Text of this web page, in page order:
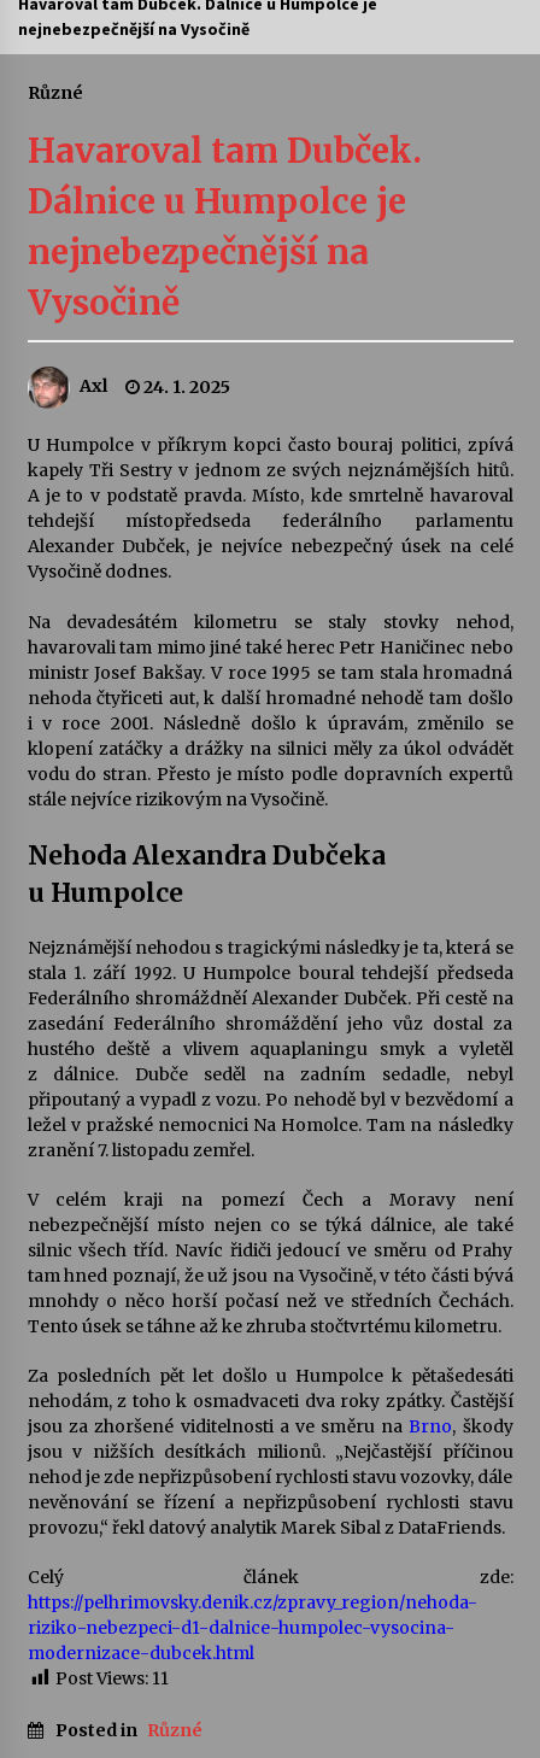
Letní koncerty ve Stromovce: Ars Camerata a
Vernisáž výstavy Josefíny Duškové: Stávám se
30. 7. 2026
Veselí muzikanti
30. 7. 2026
šedesátka: 28. 7.–1. 8. 2026
Letní koncerty ve Stromovce: Kolchoz a
Jenakaši
28. 7. 2026
23. 7. 2026
Letní koncerty ve Stromovce: Rufus Miller
22. 7. 2026
Vysočinka
14. 7. 2026
Za kulturou kousek za Humpolec. V Želivě ožije
odkaz Josefa Čapka
13. 7. 2026
Varhanní recitál Michala Novenka v Klášteře
Želiv
Petr Adamec – Malovaný svět
30. 6. 2026
nejnebezpečnější na Vysočině
Různé
Havaroval tam Dubček.
Dálnice u Humpolce je
nejnebezpečnější na
Vysočině
Axl 24. 1. 2025
U Humpolce v příkrym kopci často bouraj politici, zpívá
kapely Tři Sestry v jednom ze svých nejznámějších hitů.
A je to v podstatě pravda. Místo, kde smrtelně havaroval
tehdejší místopředseda federálního parlamentu
Alexander Dubček, je nejvíce nebezpečný úsek na celé
Vysočině dodnes.
Na devadesátém kilometru se staly stovky nehod,
havarovali tam mimo jiné také herec Petr Haničinec nebo
ministr Josef Bakšay. V roce 1995 se tam stala hromadná
nehoda čtyřiceti aut, k další hromadné nehodě tam došlo
i v roce 2001. Následně došlo k úpravám, změnilo se
klopení zatáčky a drážky na silnici měly za úkol odvádět
vodu do stran. Přesto je místo podle dopravních expertů
stále nejvíce rizikovým na Vysočině.
Nehoda Alexandra Dubčeka
u Humpolce
Nejznámější nehodou s tragickými následky je ta, která se
stala 1. září 1992. U Humpolce boural tehdejší předseda
Federálního shromáždněí Alexander Dubček. Při cestě na
zasedání Federálního shromáždění jeho vůz dostal za
hustého deště a vlivem aquaplaningu smyk a vyletěl
z dálnice. Dubče seděl na zadním sedadle, nebyl
připoutaný a vypadl z vozu. Po nehodě byl v bezvědomí a
ležel v pražské nemocnici Na Homolce. Tam na následky
zranění 7. listopadu zemřel.
V celém kraji na pomezí Čech a Moravy není
nebezpečnější místo nejen co se týká dálnice, ale také
silnic všech tříd. Navíc řidiči jedoucí ve směru od Prahy
tam hned poznají, že už jsou na Vysočině, v této části bývá
mnohdy o něco horší počasí než ve středních Čechách.
Tento úsek se táhne až ke zhruba stočtvrtému kilometru.
Za posledních pět let došlo u Humpolce k pětašedesáti
nehodám, z toho k osmadvaceti dva roky zpátky. Častější
jsou za zhoršené viditelnosti a ve směru na Brno, škody
jsou v nižších desítkách milionů. „Nejčastější příčinou
nehod je zde nepřizpůsobení rychlosti stavu vozovky, dále
nevěnování se řízení a nepřizpůsobení rychlosti stavu
provozu,“ řekl datový analytik Marek Sibal z DataFriends.
Celý článek zde:
https://pelhrimovsky.denik.cz/zpravy_region/nehoda-
riziko-nebezpeci-d1-dalnice-humpolec-vysocina-
modernizace-dubcek.html
Post Views: 11
Posted in Různé